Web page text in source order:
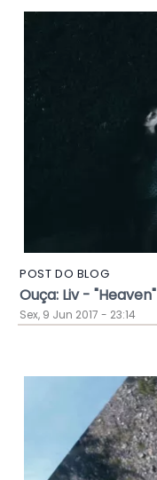
POST DO BLOG
Ouça: Liv - "Heaven"
Sex, 9 Jun 2017 - 23:14